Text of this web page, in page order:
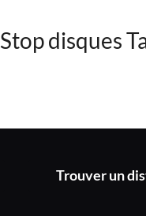
Stop disques
Trouver un